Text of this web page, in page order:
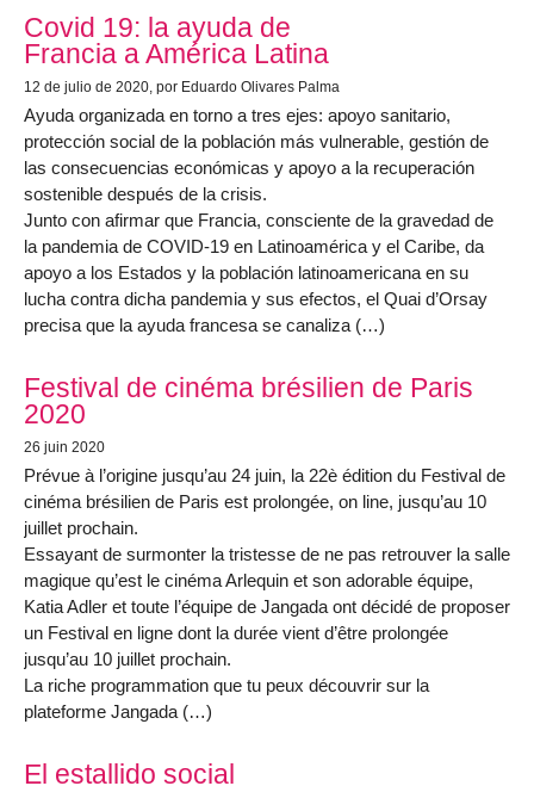
Covid 19: la ayuda de
Francia a América Latina
12 de julio de 2020 , por Eduardo Olivares Palma
Ayuda organizada en torno a tres ejes: apoyo sanitario,
protección social de la población más vulnerable, gestión de
las consecuencias económicas y apoyo a la recuperación
sostenible después de la crisis.
Junto con afirmar que Francia, consciente de la gravedad de
la pandemia de COVID-19 en Latinoamérica y el Caribe, da
apoyo a los Estados y la población latinoamericana en su
lucha contra dicha pandemia y sus efectos, el Quai d’Orsay
precisa que la ayuda francesa se canaliza (…)
Festival de cinéma brésilien de Paris
2020
26 juin 2020
Prévue à l’origine jusqu’au 24 juin, la 22è édition du Festival de
cinéma brésilien de Paris est prolongée, on line, jusqu’au 10
juillet prochain.
Essayant de surmonter la tristesse de ne pas retrouver la salle
magique qu’est le cinéma Arlequin et son adorable équipe,
Katia Adler et toute l’équipe de Jangada ont décidé de proposer
un Festival en ligne dont la durée vient d’être prolongée
jusqu’au 10 juillet prochain.
La riche programmation que tu peux découvrir sur la
plateforme Jangada (…)
El estallido social